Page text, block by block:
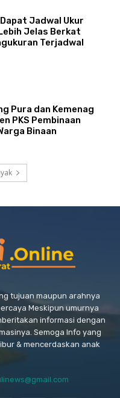
Jadwal Ukur
Jelas Berkat
Terjadwal
Pura dan Kemenag
PKS Pembinaan
Binaan
tujuan maupun arahnya
Meskipun umurnya
informasi dengan
Semoga Info yang
& mencerdaskan anak